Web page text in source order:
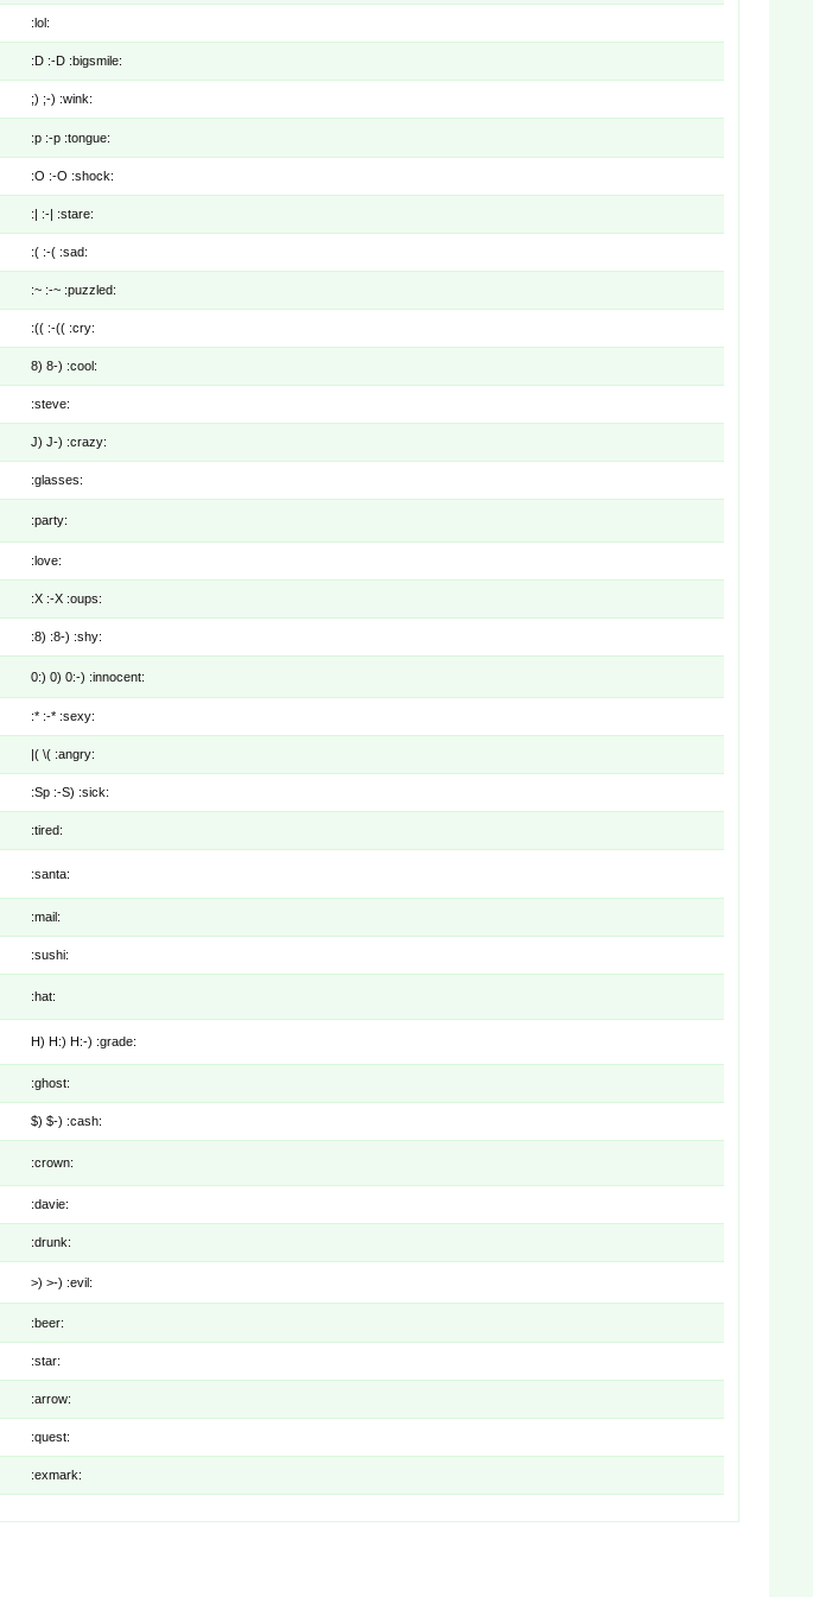
:lol:
:D :-D :bigsmile:
;) ;-) :wink:
:p :-p :tongue:
:O :-O :shock:
:| :-| :stare:
:( :-( :sad:
:~ :-~ :puzzled:
:(( :-(( :cry:
8) 8-) :cool:
:steve:
J) J-) :crazy:
:glasses:
:party:
:love:
:X :-X :oups:
:8) :8-) :shy:
0:) 0) 0:-) :innocent:
:* :-* :sexy:
|( \( :angry:
:Sp :-S) :sick:
:tired:
:santa:
:mail:
:sushi:
:hat:
H) H:) H:-) :grade:
:ghost:
$) $-) :cash:
:crown:
:davie:
:drunk:
>) >-) :evil:
:beer:
:star:
:arrow:
:quest:
:exmark: